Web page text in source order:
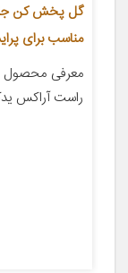
مناسب برای
معرفی
راست آراکس